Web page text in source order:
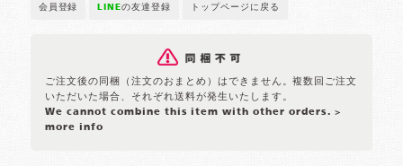
会員登録 LINEの友達登録 トップページに戻る
ご注文後の同梱（注文のおまとめ）はできません。複数回ご注文
いただいた場合、それぞれ送料が発生いたします。
We cannot combine this item with other orders. >
more info